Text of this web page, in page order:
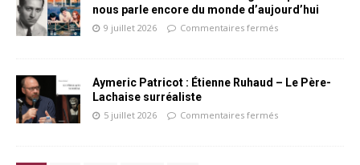
nous parle encore du monde d’aujourd’hui
9 juillet 2026 Commentaires fermés
Aymeric Patricot : Étienne Ruhaud – Le Père-
Lachaise surréaliste
5 juillet 2026 Commentaires fermés